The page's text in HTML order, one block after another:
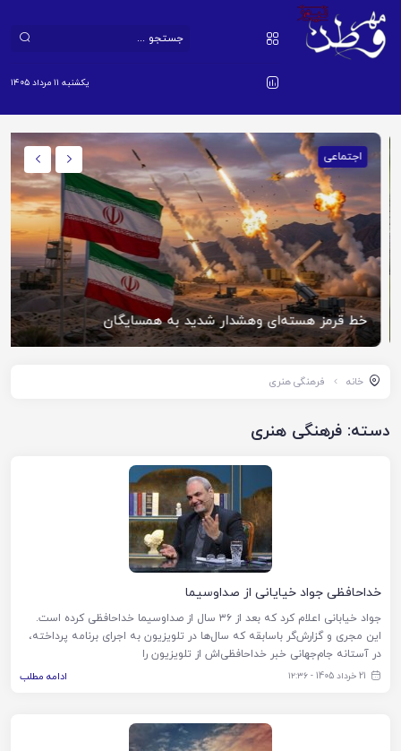
یکشنبه ۱۱ مرداد ۱۴۰۵
اجتماعی
خط قرمز هسته‌ای وهشدار شدید به همسایگان
خانه فرهنگی هنری
دسته: فرهنگی هنری
خداحافظی جواد خیایانی از صداوسیما
جواد خیابانی اعلام کرد که بعد از ۳۶ سال از صداوسیما خداحافظی کرده است.
این مجری و گزارش‌گر باسابقه که سال‌ها در تلویزیون به اجرای برنامه پرداخته،
در آستانه جام‌جهانی خبر خداحافظی‌اش از تلویزیون را
21 خرداد 1405 - ۱۲:۳۶ ادامه مطلب